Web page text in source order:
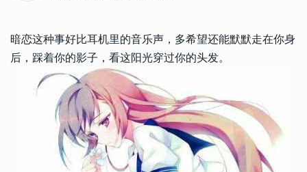
暗恋这种事好比耳机里的音乐声，多希望还能默默走在你身
后，踩着你的影子，看这阳光穿过你的头发。